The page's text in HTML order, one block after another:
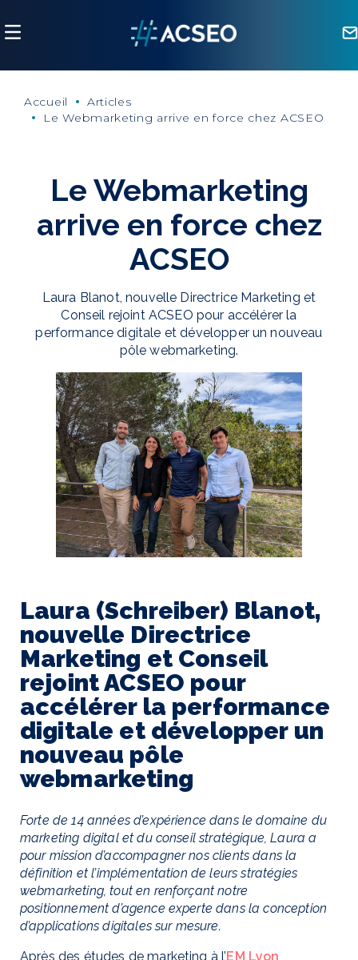
Accueil
Articles
Le Webmarketing arrive en force chez ACSEO
Le Webmarketing
arrive en force chez
ACSEO
Laura Blanot, nouvelle Directrice Marketing et
Conseil rejoint ACSEO pour accélérer la
performance digitale et développer un nouveau
pôle webmarketing.
Laura (Schreiber) Blanot,
nouvelle Directrice
Marketing et Conseil
rejoint ACSEO pour
accélérer la performance
digitale et développer un
nouveau pôle
webmarketing
Forte de 14 années d’expérience dans le domaine du
marketing digital et du conseil stratégique, Laura a
pour mission d’accompagner nos clients dans la
définition et l’implémentation de leurs stratégies
webmarketing, tout en renforçant notre
positionnement d’agence experte dans la conception
d’applications digitales sur mesure.
Après des études de marketing à l’EM Lyon